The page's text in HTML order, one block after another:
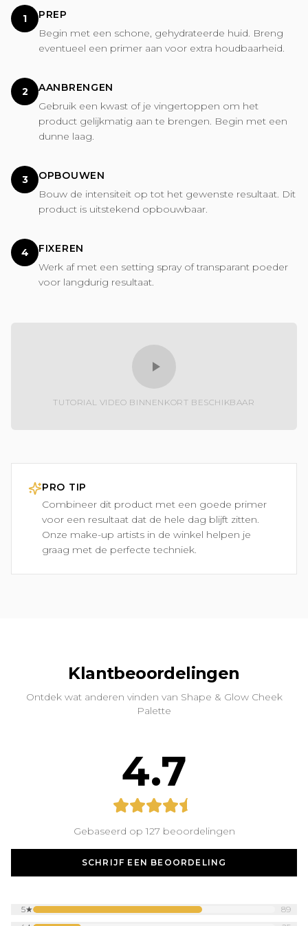
1
PREP
Begin met een schone, gehydrateerde huid. Breng
eventueel een primer aan voor extra houdbaarheid.
2
AANBRENGEN
Gebruik een kwast of je vingertoppen om het
product gelijkmatig aan te brengen. Begin met een
dunne laag.
3
OPBOUWEN
Bouw de intensiteit op tot het gewenste resultaat. Dit
product is uitstekend opbouwbaar.
4
FIXEREN
Werk af met een setting spray of transparant poeder
voor langdurig resultaat.
TUTORIAL VIDEO BINNENKORT BESCHIKBAAR
PRO TIP
Combineer dit product met een goede primer
voor een resultaat dat de hele dag blijft zitten.
Onze make-up artists in de winkel helpen je
graag met de perfecte techniek.
Klantbeoordelingen
Ontdek wat anderen vinden van Shape & Glow Cheek
Palette
4.7
Gebaseerd op 127 beoordelingen
SCHRIJF EEN BEOORDELING
5★
89